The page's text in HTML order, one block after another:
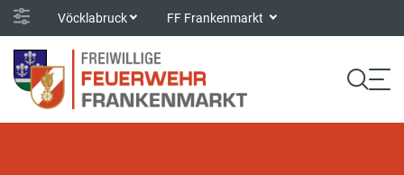
Vöcklabruck FF Frankenmarkt